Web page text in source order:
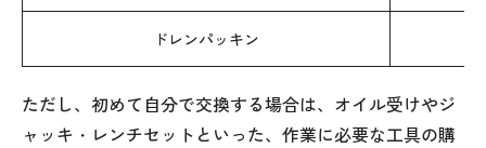
ドレンパッキン
ただし、初めて自分で交換する場合は、オイル受けやジ
ャッキ・レンチセットといった、作業に必要な工具の購